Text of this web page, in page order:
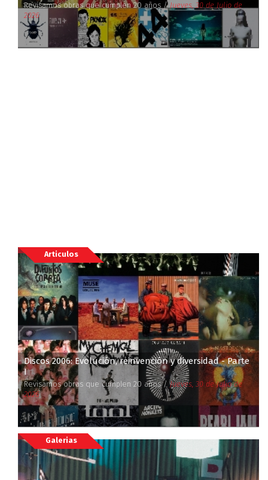
Revisamos obras que cumplen 20 años /Jueves, 30 de Julio de
2026
Articulos
Discos 2006: Evolución, reinvención y diversidad - Parte
I
Revisamos obras que cumplen 20 años /Jueves, 30 de Julio de
2026
Galerias